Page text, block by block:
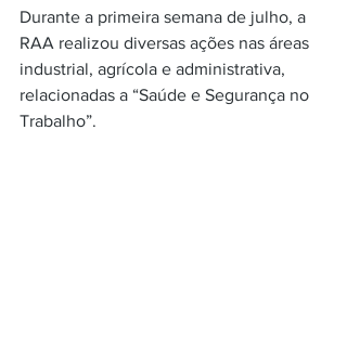
Durante a primeira semana de julho, a
RAA realizou diversas ações nas áreas
industrial, agrícola e administrativa,
relacionadas a “Saúde e Segurança no
Trabalho”.